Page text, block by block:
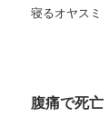
寝るオヤスミ
腹痛で死亡